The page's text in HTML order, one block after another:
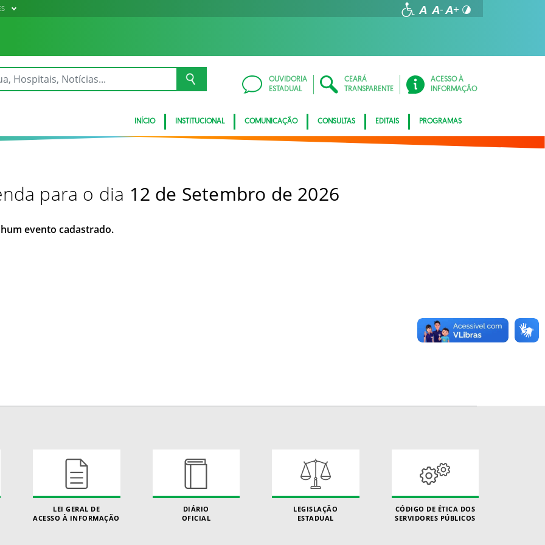
OUVIDORIA
ESTADUAL
CEARÁ
TRANSPARENTE
ACESSO À
INFORMAÇÃO
INÍCIO INSTITUCIONAL COMUNICAÇÃO CONSULTAS EDITAIS PROGRAMAS
para o dia 12 de Setembro de 2026
evento cadastrado.
LEI GERAL DE
ACESSO À INFORMAÇÃO
DIÁRIO
OFICIAL
LEGISLAÇÃO
ESTADUAL
CÓDIGO DE ÉTICA DOS
SERVIDORES PÚBLICOS